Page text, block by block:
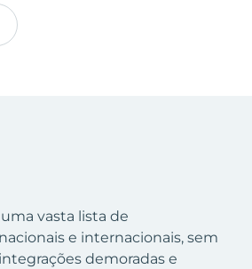
vasta lista de
e internacionais, sem
demoradas e